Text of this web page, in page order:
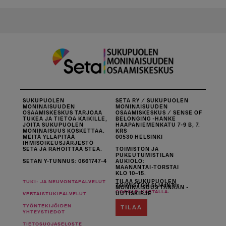
SUKUPUOLEN
MONINAISUUDEN
OSAAMISKESKUS TARJOAA
TUKEA JA TIETOA KAIKILLE,
JOITA SUKUPUOLEN
MONINAISUUS KOSKETTAA.
MEITÄ YLLÄPITÄÄ
IHMISOIKEUSJÄRJESTÖ
SETA JA RAHOITTAA STEA.
SETAN Y-TUNNUS: 0661747-4
SETA RY / SUKUPUOLEN
MONINAISUUDEN
OSAAMISKESKUS / SENSE OF
BELONGING -HANKE
HAAPANIEMENKATU 7-9 B, 7.
KRS
00530 HELSINKI
TOIMISTON JA
PUKEUTUMISTILAN
AUKIOLO:
MAANANTAI-TORSTAI
KLO 10–15.
TOIMISTON SIJAINTI
GOOGLE-KARTALLA.
TUKI- JA NEUVONTAPALVELUT
VERTAISTUKIPALVELUT
TYÖNTEKIJÖIDEN
YHTEYSTIEDOT
TIETOSUOJASELOSTE
TILAA SUKUPUOLEN
MONINAISUUS TÄNÄÄN -
UUTISKIRJE
TILAA